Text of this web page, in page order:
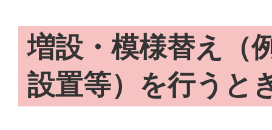
増設・模様替え（
設置等）を行うと